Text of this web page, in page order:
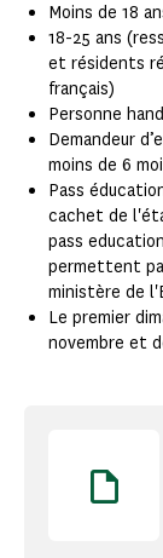
Moins de 18
18-25 ans
et résidents
français)
Personne
Demandeur
moins de 6
Pass
cachet de
pass
permettent
ministère de
Le premier
novembre et